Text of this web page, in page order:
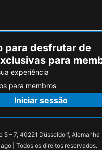
breakfasts
Pancé, bed and
para desfrutar de
para
experiência
para membros
Iniciar sessão
5 – 7, 40221 Düsseldorf, Alemanha
| Todos os direitos reservados.